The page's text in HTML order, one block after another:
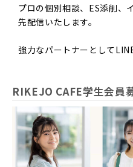
め、可能な限り正確か
します。
設けて、誠実かつ迅速な
■ 法令遵守
個人情報保護に関する
情報保護に関する社内
プロの個別相談、ES添削、
先配信いたします。
強力なパートナーとして
RIKEJO CAFE学生会員